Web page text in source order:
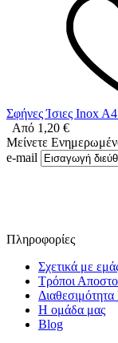
Σφήνες Ίσιες Inox
Από 1,20 €
Μείνετε
e-mail
Πληροφορίες
Σχετικά με
Τρόποι
Η ομάδα μας
Blog